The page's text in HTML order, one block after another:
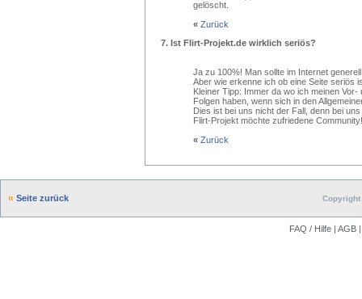
gelöscht.
« Zurück
7. Ist Flirt-Projekt.de wirklich seriös?
Ja zu 100%! Man sollte im Internet
Aber wie erkenne ich ob eine Seite seriös
Kleiner Tipp: Immer da wo ich meinen
Folgen haben, wenn sich in den
Dies ist bei uns nicht der Fall, denn bei
Flirt-Projekt möchte zufriedene Community!
« Zurück
Seite zurück
FAQ / Hilfe | AGB